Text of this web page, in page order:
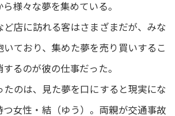
様々な夢を集めている。
店に訪れる客はさまざまだが、みな
ており、集めた夢を売り買いするこ
るのが彼の仕事だった。
たのは、見た夢を口にすると現実にな
つ女性・結（ゆう）。両親が交通事故